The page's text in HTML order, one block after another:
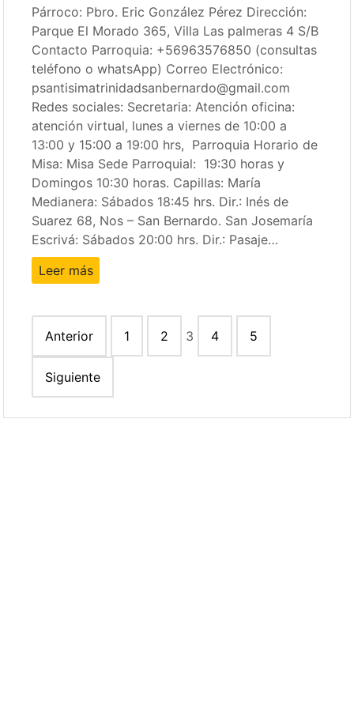
Párroco: Pbro. Eric González Pérez Dirección:
Parque El Morado 365, Villa Las palmeras 4 S/B
Contacto Parroquia: +56963576850 (consultas
teléfono o whatsApp) Correo Electrónico:
psantisimatrinidadsanbernardo@gmail.com
Redes sociales: Secretaria: Atención oficina:
atención virtual, lunes a viernes de 10:00 a
13:00 y 15:00 a 19:00 hrs, Parroquia Horario de
Misa: Misa Sede Parroquial: 19:30 horas y
Domingos 10:30 horas. Capillas: María
Medianera: Sábados 18:45 hrs. Dir.: Inés de
Suarez 68, Nos – San Bernardo. San Josemaría
Escrivá: Sábados 20:00 hrs. Dir.: Pasaje…
Leer más
de
entradas
Anterior 1 2 3 4 5
Siguiente